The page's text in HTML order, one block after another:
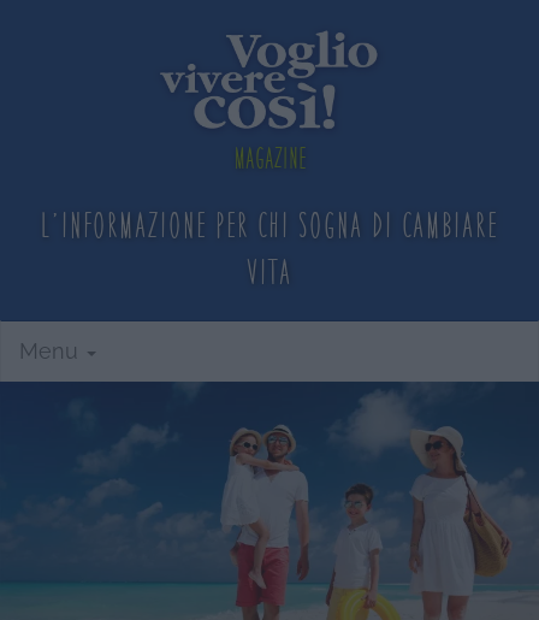
Magazine
L'informazione per chi sogna di cambiare
vita
Menu